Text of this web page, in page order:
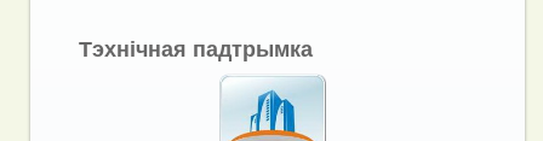
Тэхнічная падтрымка